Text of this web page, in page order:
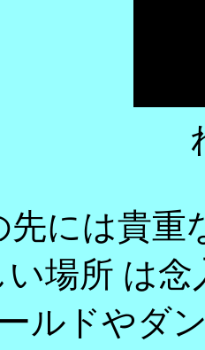
先には貴
い場所 は
ルドやダ